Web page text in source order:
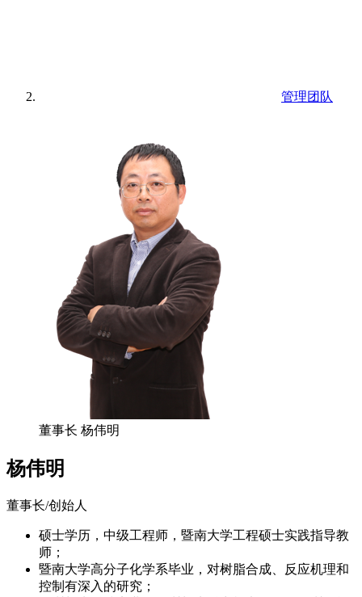
管理团队
董事长 杨伟明
杨伟明
董事长/创始人
硕士学历，中级工程师，暨南大学工程硕士实践指导教
师；
暨南大学高分子化学系毕业，对树脂合成、反应机理和
控制有深入的研究；